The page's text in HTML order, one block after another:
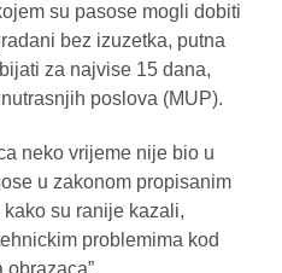
su pasose mogli dobiti
bez izuzetka, putna
za najvise 15 dana,
poslova (MUP).
neko vrijeme nije bio u
u zakonom propisanim
su ranije kazali,
problemima kod